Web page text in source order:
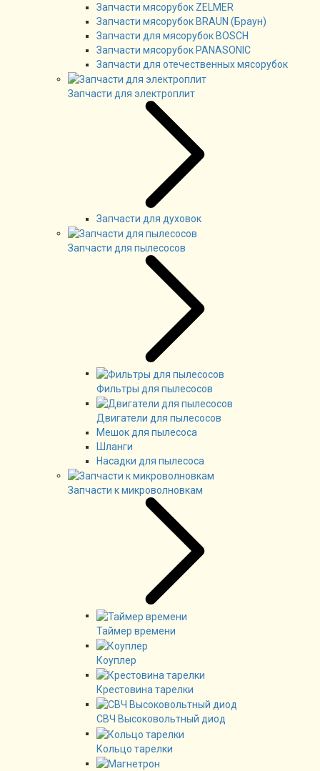
Запчасти мясорубок ZELMER
Запчасти мясорубок BRAUN (Браун)
Запчасти для мясорубок BOSCH
Запчасти мясорубок PANASONIC
Запчасти для отечественных мясорубок
Запчасти для электроплит
Запчасти для духовок
Запчасти для пылесосов
Фильтры для пылесосов
Двигатели для пылесосов
Мешок для пылесоса
Шланги
Насадки для пылесоса
Запчасти к микроволновкам
Таймер времени
Коуплер
Крестовина тарелки
СВЧ Высоковольтный диод
Кольцо тарелки